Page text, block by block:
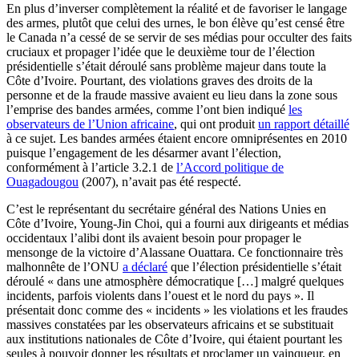
En plus d’inverser complètement la réalité et de favoriser le langage
des armes, plutôt que celui des urnes, le bon élève qu’est censé être
le Canada n’a cessé de se servir de ses médias pour occulter des faits
cruciaux et propager l’idée que le deuxième tour de l’élection
présidentielle s’était déroulé sans problème majeur dans toute la
Côte d’Ivoire. Pourtant, des violations graves des droits de la
personne et de la fraude massive avaient eu lieu dans la zone sous
l’emprise des bandes armées, comme l’ont bien indiqué les
observateurs de l’Union africaine, qui ont produit un rapport détaillé
à ce sujet. Les bandes armées étaient encore omniprésentes en 2010
puisque l’engagement de les désarmer avant l’élection,
conformément à l’article 3.2.1 de l’Accord politique de
Ouagadougou (2007), n’avait pas été respecté.
C’est le représentant du secrétaire général des Nations Unies en
Côte d’Ivoire, Young-Jin Choi, qui a fourni aux dirigeants et médias
occidentaux l’alibi dont ils avaient besoin pour propager le
mensonge de la victoire d’Alassane Ouattara. Ce fonctionnaire très
malhonnête de l’ONU a déclaré que l’élection présidentielle s’était
déroulé « dans une atmosphère démocratique […] malgré quelques
incidents, parfois violents dans l’ouest et le nord du pays ». Il
présentait donc comme des « incidents » les violations et les fraudes
massives constatées par les observateurs africains et se substituait
aux institutions nationales de Côte d’Ivoire, qui étaient pourtant les
seules à pouvoir donner les résultats et proclamer un vainqueur, en